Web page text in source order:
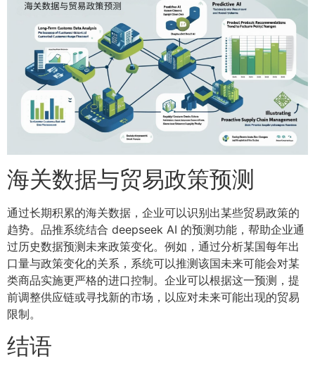
海关数据与贸易政策预测
通过长期积累的海关数据，企业可以识别出某些贸易政策的
趋势。品推系统结合 deepseek AI 的预测功能，帮助企业通
过历史数据预测未来政策变化。例如，通过分析某国每年出
口量与政策变化的关系，系统可以推测该国未来可能会对某
类商品实施更严格的进口控制。企业可以根据这一预测，提
前调整供应链或寻找新的市场，以应对未来可能出现的贸易
限制。
结语